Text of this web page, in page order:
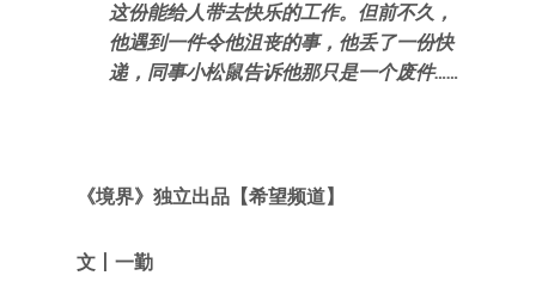
这份能给人带去快乐的工作。但前不久，
他遇到一件令他沮丧的事，他丢了一份快
递，同事小松鼠告诉他那只是一个废件……
《境界》独立出品 【希望频道】
文 一勤